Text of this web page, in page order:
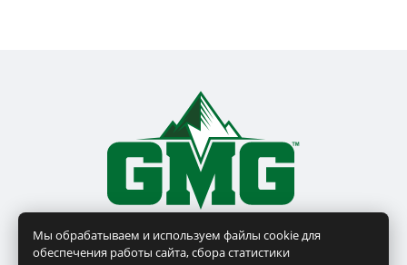
Мы обрабатываем и используем файлы cookie для
обеспечения работы сайта, сбора статистики